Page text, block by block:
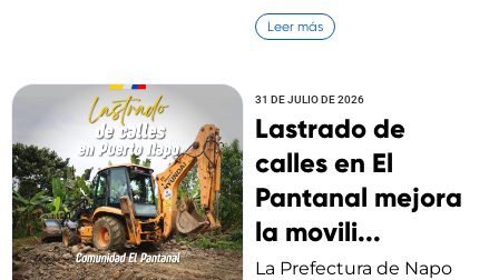
Leer más
31 DE JULIO DE 2026
Lastrado de
calles en El
Pantanal mejora
la movili...
La Prefectura de Napo